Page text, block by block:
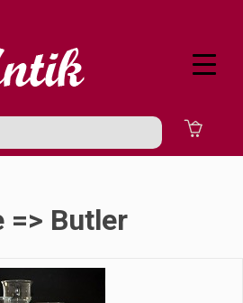
=> Butler